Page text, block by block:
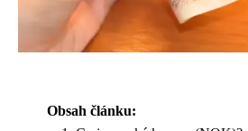
Obsah článku: